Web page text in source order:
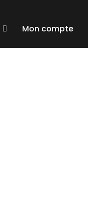
Mon compte